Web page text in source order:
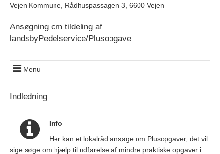
Vejen Kommune, Rådhuspassagen 3, 6600 Vejen
Ansøgning om tildeling af
landsbyPedelservice/Plusopgave
Menu
3. Opsummering
Oversigt over indtastede oplysninger
Indledning
Info
Her kan et lokalråd ansøge om Plusopgaver, det vil
sige søge om hjælp til udførelse af mindre praktiske opgaver i